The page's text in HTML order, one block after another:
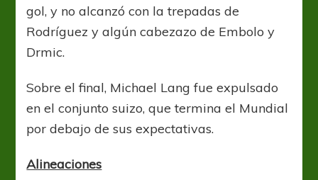
gol, y no alcanzó con la trepadas de
Rodríguez y algún cabezazo de Embolo y
Drmic.
Sobre el final, Michael Lang fue expulsado
en el conjunto suizo, que termina el Mundial
por debajo de sus expectativas.
Alineaciones